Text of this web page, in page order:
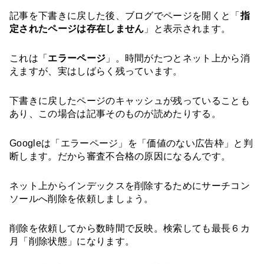
記事を下書きに戻した後、ブログでページを開くと「指
定されたページは存在しません 」と表示されます。
これは「 エラーページ 」。時間がたつとネット上から消
えますが、実はしばらく残っています。
下書きに戻したページのキャッシュが残っていることも
あり、この場合は記事そのものが読めたりする。
Googleは「エラーページ」を「価値のない広告枠」と判
断します。だから審査不合格の原因になるんです。
ネット上からインデックスを削除するためにサーチコン
ソールへ削除を依頼しましょう。
削除を依頼してから数時間で反映。検索しても最長６カ
月「削除状態」になります。